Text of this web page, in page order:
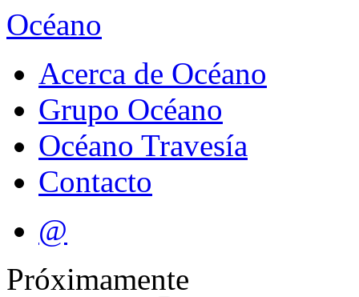
Océano
Acerca de Océano
Grupo Océano
Océano Travesía
Contacto
@
Próximamente